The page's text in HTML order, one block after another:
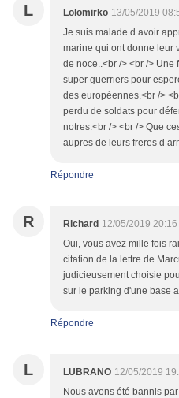
L Lolomirko 13/05/2019
Je suis malade d avoir
marine qui ont donne leur
de noce..<br /> <br />
super guerriers pour
des européennes.<br />
perdu de soldats pour
notres.<br /> <br /> Que
aupres de leurs freres d
Répondre
R Richard 12/05/2019 20:16
Oui, vous avez mille fois
citation de la lettre de
judicieusement choisie
sur le parking d'une base
Répondre
L LUBRANO 12/05/2019
Nous avons été bannis